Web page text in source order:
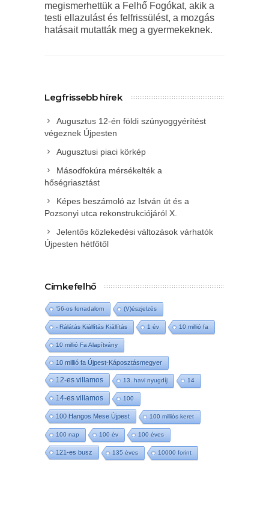
megismerhettük a Felhő Fogókat, akik a
testi ellazulást és felfrissülést, a mozgás
hatásait mutatták meg a gyermekeknek.
Legfrissebb hírek
Augusztus 12-én földi szúnyoggyérítést
végeznek Újpesten
Augusztusi piaci körkép
Másodfokúra mérsékelték a
hőségriasztást
Képes beszámoló az István út és a
Pozsonyi utca rekonstrukciójáról X.
Jelentős közlekedési változások várhatók
Újpesten hétfőtől
Címkefelhő
'56-os forradalom (V)észjelzés
- Rálátás Kiállítás Kiállítás 1 év 10 millió fa
10 millió Fa Alapítvány
10 millió fa Újpest-Káposztásmegyer
12-es villamos 13. havi nyugdíj 14
14-es villamos 100
100 Hangos Mese Újpest 100 milliós keret
100 nap 100 év 100 éves
121-es busz 135 éves 10000 forint